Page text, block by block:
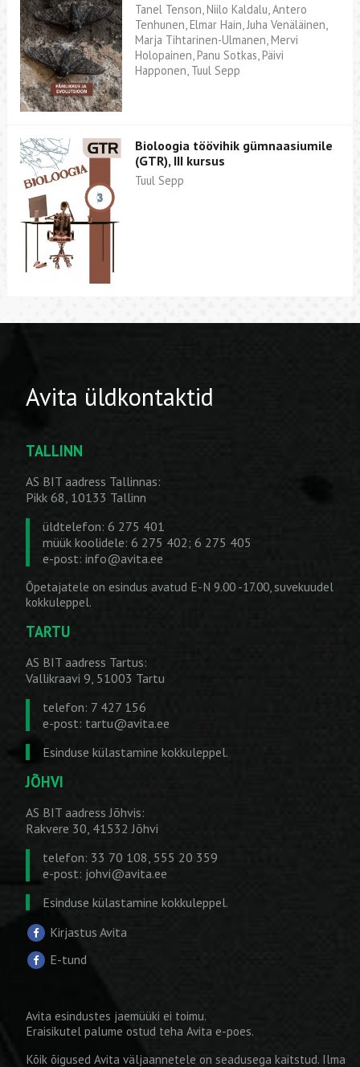
Tanel Tenson, Niilo Kaldalu, Antero
Tenhunen, Elmar Hain, Juha Venäläinen,
Marja Tihtarinen-Ulmanen, Mervi
Holopainen, Panu Sotkas, Päivi
Happonen, Tuul Sepp
Bioloogia töövihik gümnaasiumile
(GTR), III kursus
Tuul Sepp
Avita üldkontaktid
TALLINN
AS BIT aadress Tallinnas:
Pikk 68, 10133 Tallinn
üldtelefon: 6 275 401
müük koolidele: 6 275 402; 6 275 405
e-post: info@avita.ee
Õpetajatele on esindus avatud E-N 9.00 -17.00, suvekuudel
kokkuleppel.
TARTU
AS BIT aadress Tartus:
Vallikraavi 9, 51003 Tartu
telefon: 7 427 156
e-post: tartu@avita.ee
Esinduse külastamine kokkuleppel.
JÕHVI
AS BIT aadress Jõhvis:
Rakvere 30, 41532 Jõhvi
telefon: 33 70 108, 555 20 359
e-post: johvi@avita.ee
Esinduse külastamine kokkuleppel.
Kirjastus Avita
E-tund
Avita esindustes jaemüüki ei toimu.
Eraisikutel palume ostud teha Avita e-poes.
Kõik õigused Avita väljaannetele on seadusega kaitstud. Ilma